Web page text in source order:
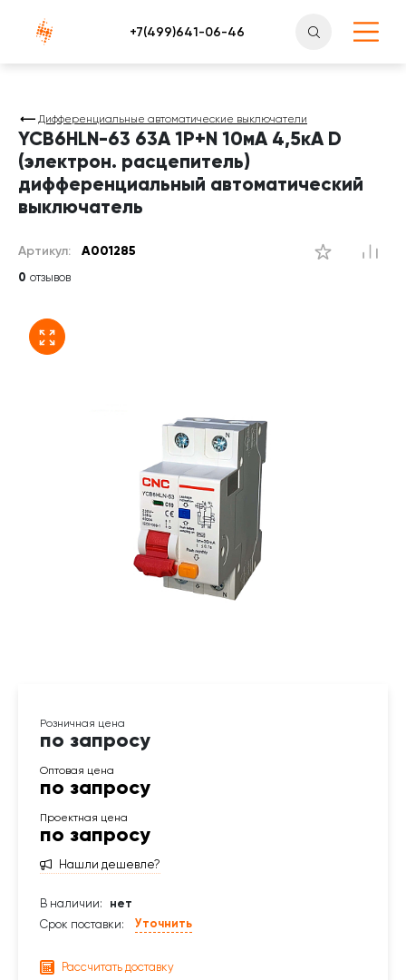
Атлантснаб
Дифференциальные автоматические выключатели
YCB6HLN-63 63А 1P+N 10мА 4,5кА D
(электрон. расцепитель)
дифференциальный автоматический
выключатель
Артикул: A001285
по запросу
по запросу
по запросу
Нашли дешевле?
В наличии:
нет
Срок поставки:
Уточнить
Рассчитать доставку